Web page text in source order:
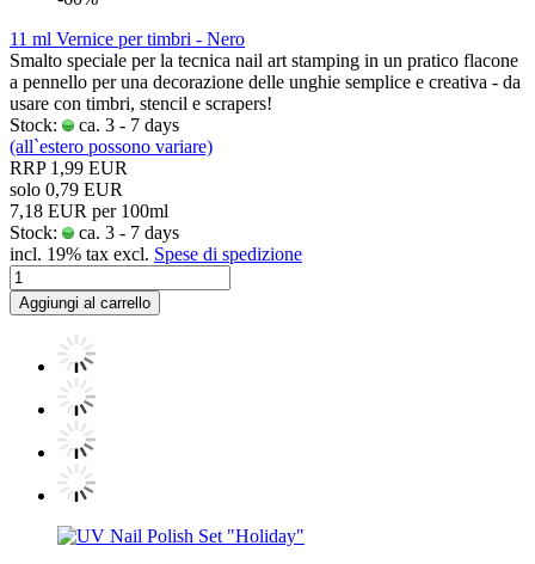
11 ml Vernice per timbri - Nero
Smalto speciale per la tecnica nail art stamping in un pratico flacone
a pennello per una decorazione delle unghie semplice e creativa - da
usare con timbri, stencil e scrapers!
Stock:
ca. 3 - 7 days
(all`estero possono variare)
RRP 1,99 EUR
solo 0,79 EUR
7,18 EUR per 100ml
Stock:
ca. 3 - 7 days
incl. 19% tax excl. Spese di spedizione
Aggiungi al carrello